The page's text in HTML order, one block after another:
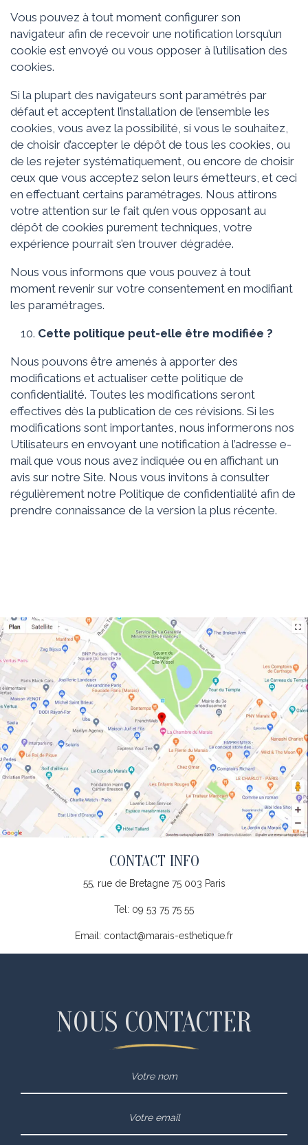
Vous pouvez à tout moment configurer son
navigateur afin de recevoir une notification lorsqu’un
cookie est envoyé ou vous opposer à l’utilisation des
cookies.
Si la plupart des navigateurs sont paramétrés par
défaut et acceptent l’installation de l’ensemble les
cookies, vous avez la possibilité, si vous le souhaitez,
de choisir d’accepter le dépôt de tous les cookies, ou
de les rejeter systématiquement, ou encore de choisir
ceux que vous acceptez selon leurs émetteurs, et ceci
en effectuant certains paramétrages. Nous attirons
votre attention sur le fait qu’en vous opposant au
dépôt de cookies purement techniques, votre
expérience pourrait s’en trouver dégradée.
Nous vous informons que vous pouvez à tout
moment revenir sur votre consentement en modifiant
les paramétrages.
Cette politique peut-elle être modifiée ?
Nous pouvons être amenés à apporter des
modifications et actualiser cette politique de
confidentialité. Toutes les modifications seront
effectives dès la publication de ces révisions. Si les
modifications sont importantes, nous informerons nos
Utilisateurs en envoyant une notification à l’adresse e-
mail que vous nous avez indiquée ou en affichant un
avis sur notre Site. Nous vous invitons à consulter
régulièrement notre Politique de confidentialité afin de
prendre connaissance de la version la plus récente.
CONTACT INFO
55, rue de Bretagne 75 003 Paris
Tel: 09 53 75 75 55
Email: contact@marais-esthetique.fr
NOUS CONTACTER